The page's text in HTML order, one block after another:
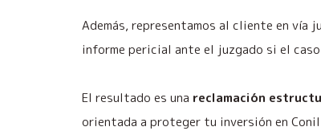
Además, representamos al cliente en vía
informe pericial ante el juzgado si el
El resultado es una reclamación
orientada a proteger tu inversión en